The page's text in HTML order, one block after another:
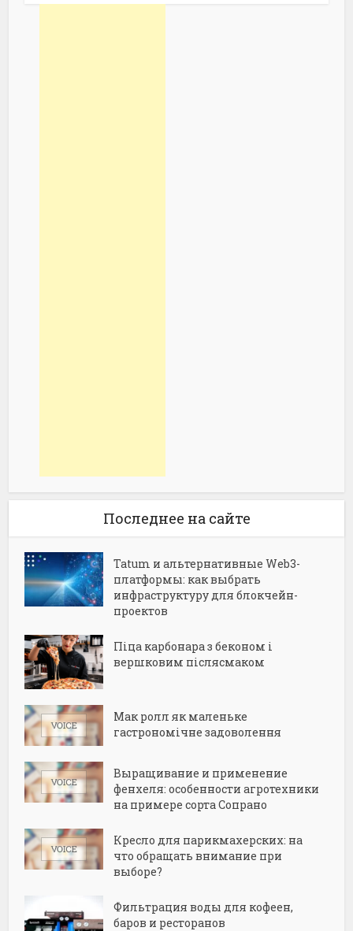
Последнее на сайте
Tatum и альтернативные Web3-
платформы: как выбрать
инфраструктуру для блокчейн-
проектов
Піца карбонара з беконом і
вершковим післясмаком
Мак ролл як маленьке
гастрономічне задоволення
Выращивание и применение
фенхеля: особенности агротехники
на примере сорта Сопрано
Кресло для парикмахерских: на
что обращать внимание при
выборе?
Фильтрация воды для кофеен,
баров и ресторанов